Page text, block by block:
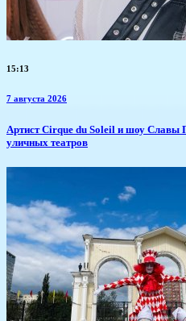
15:13
7 августа 2026
Артист Cirque du Soleil и шоу Славы
уличных театров